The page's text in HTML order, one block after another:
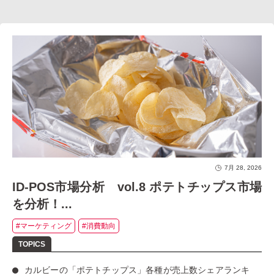
7月 28, 2026
ID-POS市場分析 vol.8 ポテトチップス市場
を分析！...
#マーケティング #消費動向
カルビーの「ポテトチップス」各種が売上数シェアランキ